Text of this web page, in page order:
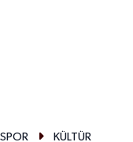
SPOR KÜLTÜR